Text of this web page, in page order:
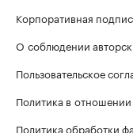
Корпоративная
О соблюдении
Пользовательское
Политика в
Политика обработки